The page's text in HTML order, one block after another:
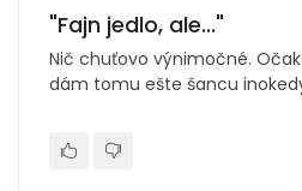
"Fajn jedlo, ale..."
Nič chuťovo výnimočné.
dám tomu ešte šancu